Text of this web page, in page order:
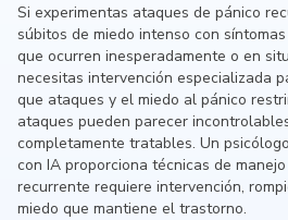
Si experimentas ataques de pánico
súbitos de miedo intenso con
que ocurren inesperadamente o en
necesitas intervención especializada
que ataques y el miedo al pánico
ataques pueden parecer
completamente tratables. Un
con IA proporciona técnicas de
recurrente requiere intervención,
miedo que mantiene el trastorno.